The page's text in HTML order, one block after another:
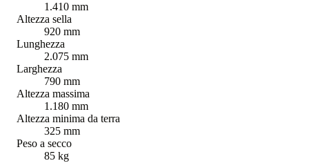
1.410 mm
Altezza sella
920 mm
Lunghezza
2.075 mm
Larghezza
790 mm
Altezza massima
1.180 mm
Altezza minima da terra
325 mm
Peso a secco
85 kg